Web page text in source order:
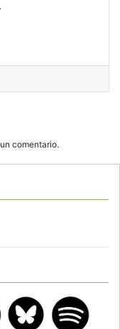
comentario.